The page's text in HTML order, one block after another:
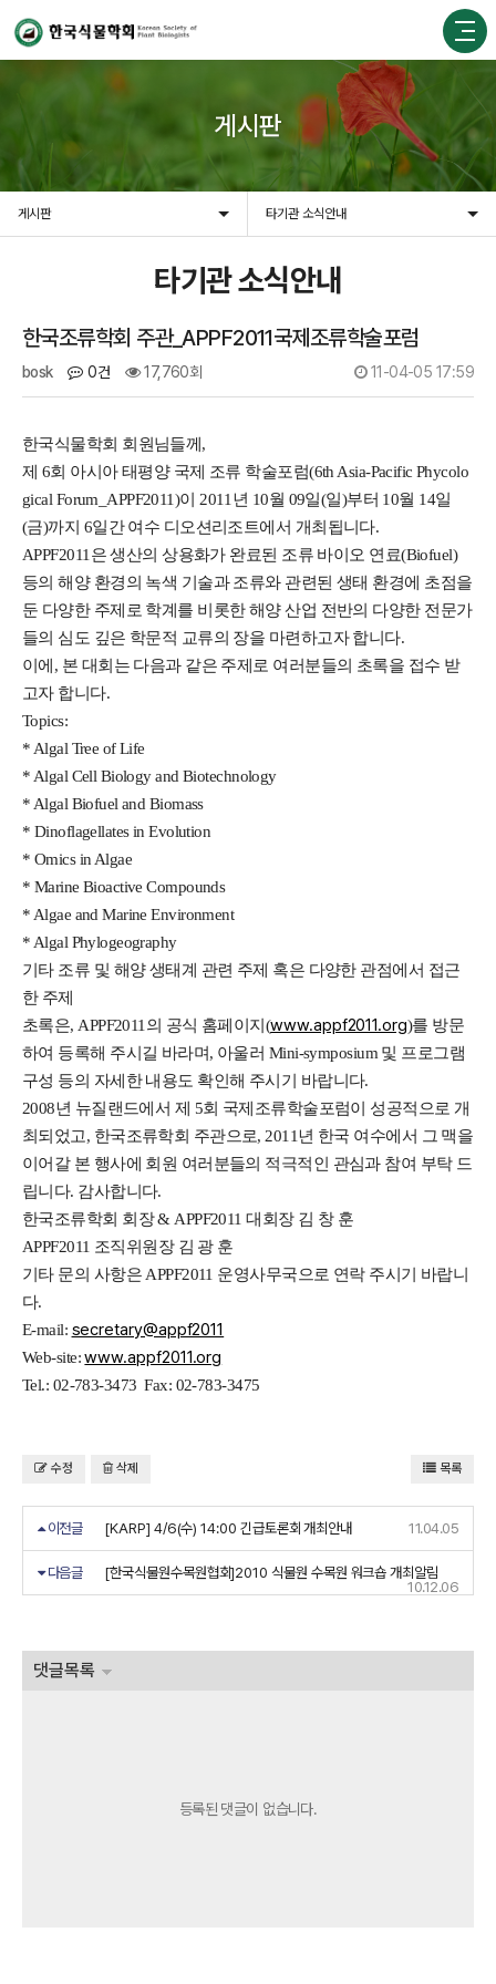
게시판
게시판 타기관 소식안내
타기관 소식안내
한국조류학회 주관_APPF2011국제조류학술포럼
bosk 0건 17,760회 11-04-05 17:59
한국식물학회 회원님들께,
제 6회 아시아 태평양 국제 조류 학술포럼(6th Asia-Pacific Phycolo
gical Forum_APPF2011)이 2011년 10월 09일(일)부터 10월 14일
(금)까지 6일간 여수 디오션리조트에서 개최됩니다.
APPF2011은 생산의 상용화가 완료된 조류 바이오 연료(Biofuel)
등의 해양 환경의 녹색 기술과 조류와 관련된 생태 환경에 초점을
둔 다양한 주제로 학계를 비롯한 해양 산업 전반의 다양한 전문가
들의 심도 깊은 학문적 교류의 장을 마련하고자 합니다.
이에, 본 대회는 다음과 같은 주제로 여러분들의 초록을 접수 받
고자 합니다.
Topics:
* Algal Tree of Life
* Algal Cell Biology and Biotechnology
* Algal Biofuel and Biomass
* Dinoflagellates in Evolution
* Omics in Algae
* Marine Bioactive Compounds
* Algae and Marine Environment
* Algal Phylogeography
기타 조류 및 해양 생태계 관련 주제 혹은 다양한 관점에서 접근
한 주제
초록은, APPF2011의 공식 홈페이지(www.appf2011.org)를 방문
하여 등록해 주시길 바라며, 아울러 Mini-symposium 및 프로그램
구성 등의 자세한 내용도 확인해 주시기 바랍니다.
2008년 뉴질랜드에서 제 5회 국제조류학술포럼이 성공적으로 개
최되었고, 한국조류학회 주관으로, 2011년 한국 여수에서 그 맥을
이어갈 본 행사에 회원 여러분들의 적극적인 관심과 참여 부탁 드
립니다. 감사합니다.
한국조류학회 회장 & APPF2011 대회장 김 창 훈
APPF2011 조직위원장 김 광 훈
기타 문의 사항은 APPF2011 운영사무국으로 연락 주시기 바랍니
다.
E-mail: secretary@appf2011
Web-site:www.appf2011.org
Tel.: 02-783-3473 Fax: 02-783-3475
수정 삭제 목록
이전글 [KARP] 4/6(수) 14:00 긴급토론회 개최안내 11.04.05
다음글
[한국식물원수목원협회]2010 식물원 수목원 워크숍 개최알림
10.12.06
댓글목록
등록된 댓글이 없습니다.